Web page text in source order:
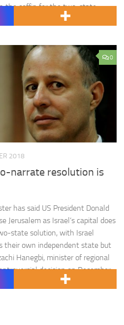
the coffin for the two-state
controversial…
0
2018
narrate resolution is
has said US President Donald
Jerusalem as Israel’s capital does
state solution, with Israel
their own independent state but
Hanegbi, minister of regional
decision on December